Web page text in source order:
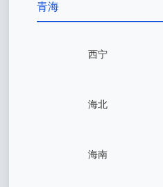
青海
西宁
海北
海南